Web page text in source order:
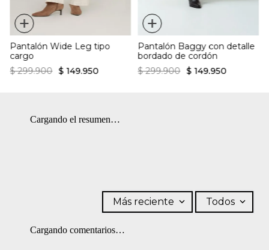
+
Pantalón Wide Leg tipo
cargo
$ 299.900 $ 149.950
+
Pantalón Baggy con detalle
bordado de cordón
$ 299.900 $ 149.950
Cargando el resumen…
Más reciente Todos
Cargando comentarios…